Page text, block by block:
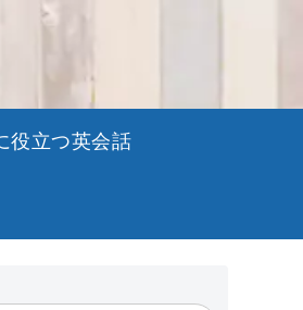
役立つ英会話